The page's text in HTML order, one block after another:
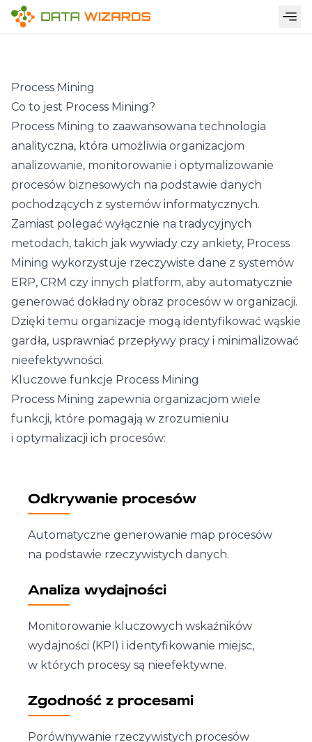
Process Mining
Co to jest Process Mining?
Process Mining to zaawansowana technologia
analityczna, która umożliwia organizacjom
analizowanie, monitorowanie i optymalizowanie
procesów biznesowych na podstawie danych
pochodzących z systemów informatycznych.
Zamiast polegać wyłącznie na tradycyjnych
metodach, takich jak wywiady czy ankiety, Process
Mining wykorzystuje rzeczywiste dane z systemów
ERP, CRM czy innych platform, aby automatycznie
generować dokładny obraz procesów w organizacji.
Dzięki temu organizacje mogą identyfikować wąskie
gardła, usprawniać przepływy pracy i minimalizować
nieefektywności.
Kluczowe funkcje Process Mining
Process Mining zapewnia organizacjom wiele
funkcji, które pomagają w zrozumieniu
i optymalizacji ich procesów:
Odkrywanie procesów
Automatyczne generowanie map procesów
na podstawie rzeczywistych danych.
Analiza wydajności
Monitorowanie kluczowych wskaźników
wydajności (KPI) i identyfikowanie miejsc,
w których procesy są nieefektywne.
Zgodność z procesami
Porównywanie rzeczywistych procesów